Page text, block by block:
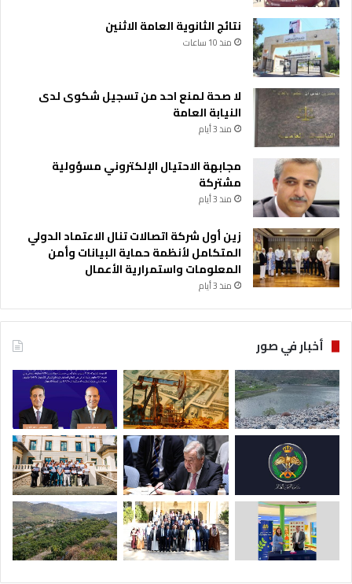
نتائج الثانوية العامة الاثنين
منذ 10 ساعات
لا صحة لمنع احد من تسجيل شكوى لدى
النيابة العامة
منذ 3 أيام
مجابهة الاحتيال الإلكتروني مسؤولية
مشتركة
منذ 3 أيام
زين أول شركة اتصالات تنال الاعتماد الدولي
المتكامل لأنظمة حماية البيانات وأمن
المعلومات واستمرارية الأعمال
منذ 3 أيام
أخبار في صور